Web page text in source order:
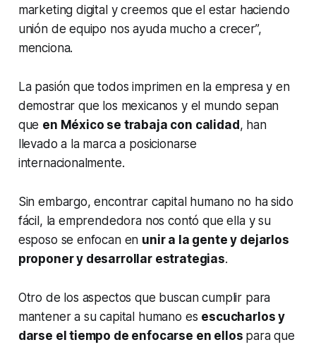
marketing digital y creemos que el estar haciendo
unión de equipo nos ayuda mucho a crecer”,
menciona.
La pasión que todos imprimen en la empresa y en
demostrar que los mexicanos y el mundo sepan
que en México se trabaja con calidad , han
llevado a la marca a posicionarse
internacionalmente.
Sin embargo, encontrar capital humano no ha sido
fácil, la emprendedora nos contó que ella y su
esposo se enfocan en unir a la gente y dejarlos
proponer y desarrollar estrategias.
Otro de los aspectos que buscan cumplir para
mantener a su capital humano es escucharlos y
darse el tiempo de enfocarse en ellos para que